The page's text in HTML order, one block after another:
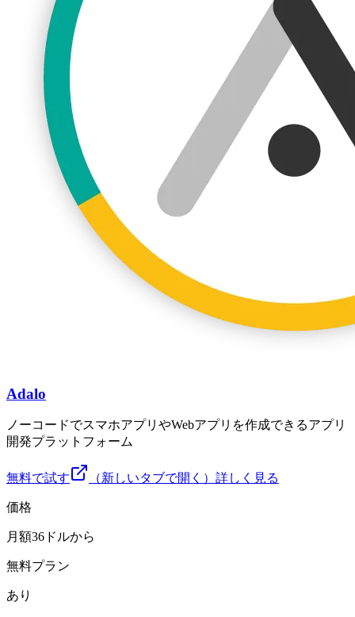
Adalo
ノーコードでスマホアプリやWebアプリを作成できるアプリ
開発プラットフォーム
無料で試す （新しいタブで開く） 詳しく見る
価格
月額36ドルから
無料プラン
あり